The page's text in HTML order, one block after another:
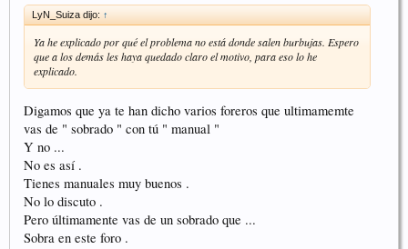
LyN_Suiza dijo: ↑
Ya he explicado por qué el problema no está donde salen burbujas. Espero
que a los demás les haya quedado claro el motivo, para eso lo he
explicado.
Digamos que ya te han dicho varios foreros que ultimamemte
vas de " sobrado " con tú " manual "
Y no ...
No es así .
Tienes manuales muy buenos .
No lo discuto .
Pero últimamente vas de un sobrado que ...
Sobra en este foro .